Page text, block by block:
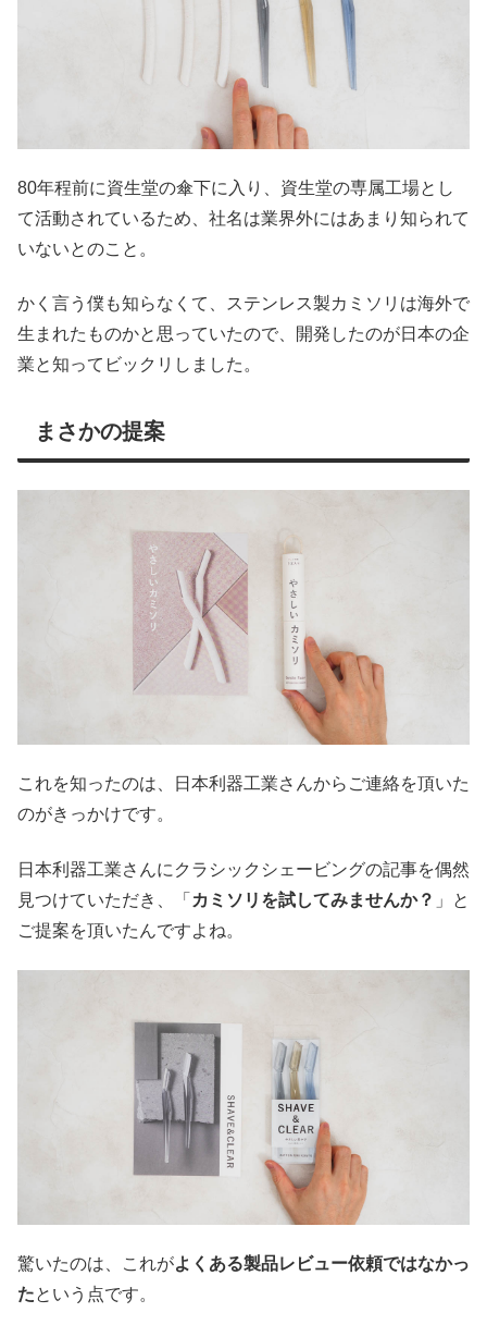
80年程前に資生堂の傘下に入り、資生堂の専属工場とし
て活動されているため、社名は業界外にはあまり知られて
いないとのこと。
かく言う僕も知らなくて、ステンレス製カミソリは海外で
生まれたものかと思っていたので、開発したのが日本の企
業と知ってビックリしました。
まさかの提案
これを知ったのは、日本利器工業さんからご連絡を頂いた
のがきっかけです。
日本利器工業さんにクラシックシェービングの記事を偶然
見つけていただき、「 カミソリを試してみませんか？ 」と
ご提案を頂いたんですよね。
驚いたのは、これがよくある製品レビュー依頼ではなかっ
たという点です。